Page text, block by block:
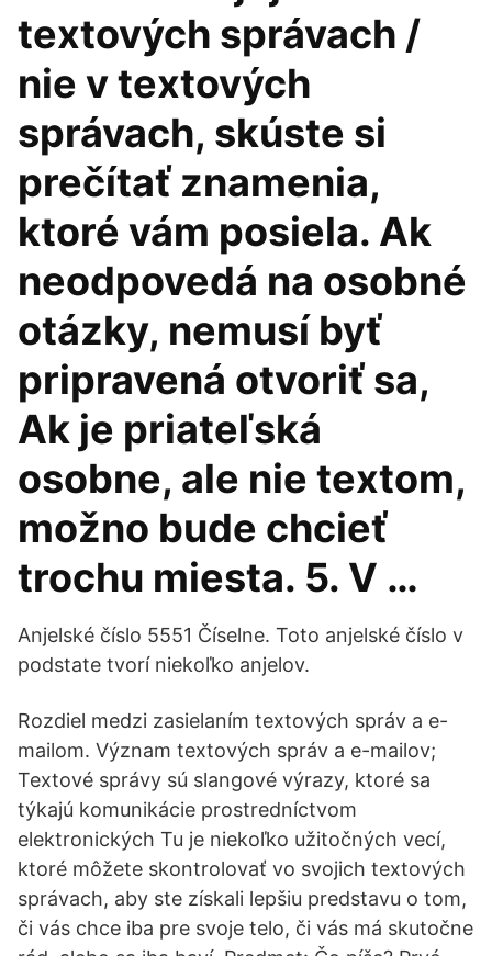
textových správach /
nie v textových
správach, skúste si
prečítať znamenia,
ktoré vám posiela. Ak
neodpovedá na osobné
otázky, nemusí byť
pripravená otvoriť sa,
Ak je priateľská
osobne, ale nie textom,
možno bude chcieť
trochu miesta. 5. V …
Anjelské číslo 5551 Číselne. Toto anjelské číslo v
podstate tvorí niekoľko anjelov.
Rozdiel medzi zasielaním textových správ a e-
mailom. Význam textových správ a e-mailov;
Textové správy sú slangové výrazy, ktoré sa
týkajú komunikácie prostredníctvom
elektronických Tu je niekoľko užitočných vecí,
ktoré môžete skontrolovať vo svojich textových
správach, aby ste získali lepšiu predstavu o tom,
či vás chce iba pre svoje telo, či vás má skutočne